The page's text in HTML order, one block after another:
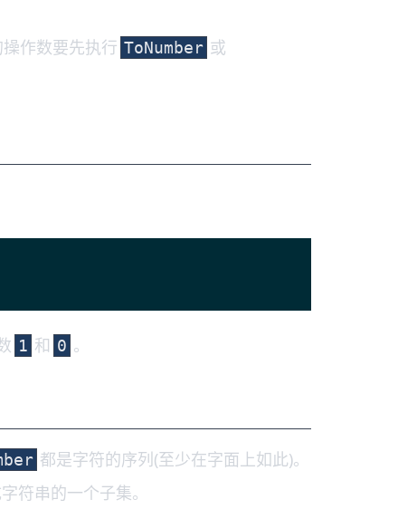
作数要先执行 ToNumber 或
1 和 0 。
都是字符的序列(至少在字面上如此)。
符串的一个子集。